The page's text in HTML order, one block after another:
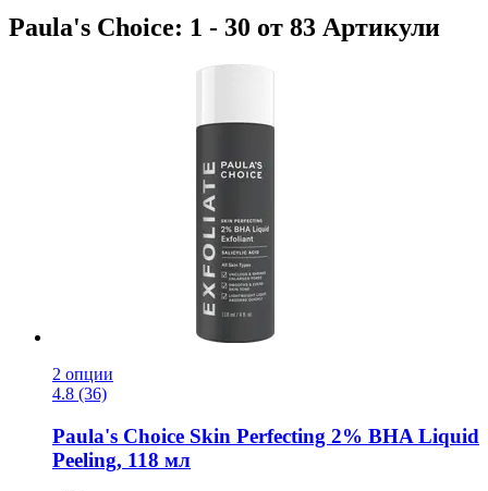
Paula's Choice: 1 - 30 от 83 Артикули
2 опции
4.8 (36)
Paula's Choice Skin Perfecting 2% BHA Liquid
Peeling, 118 мл